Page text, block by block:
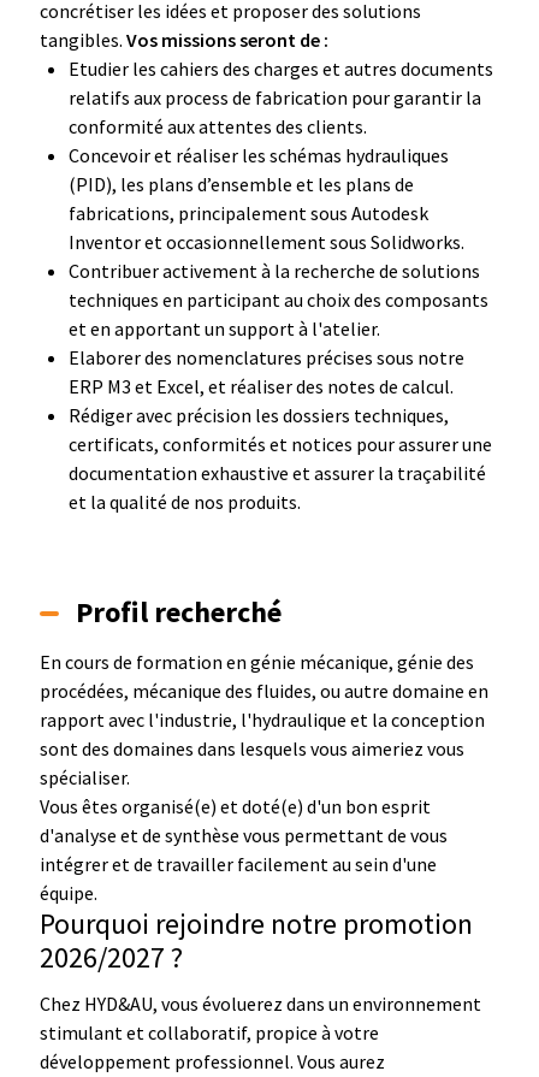
concrétiser les idées et proposer des solutions
tangibles. Vos missions seront de :
Etudier les cahiers des charges et autres documents
relatifs aux process de fabrication pour garantir la
conformité aux attentes des clients.
Concevoir et réaliser les schémas hydrauliques
(PID), les plans d’ensemble et les plans de
fabrications, principalement sous Autodesk
Inventor et occasionnellement sous Solidworks.
Contribuer activement à la recherche de solutions
techniques en participant au choix des composants
et en apportant un support à l'atelier.
Elaborer des nomenclatures précises sous notre
ERP M3 et Excel, et réaliser des notes de calcul.
Rédiger avec précision les dossiers techniques,
certificats, conformités et notices pour assurer une
documentation exhaustive et assurer la traçabilité
et la qualité de nos produits.
Profil recherché
En cours de formation en génie mécanique, génie des
procédées, mécanique des fluides, ou autre domaine en
rapport avec l'industrie, l'hydraulique et la conception
sont des domaines dans lesquels vous aimeriez vous
spécialiser.
Vous êtes organisé(e) et doté(e) d'un bon esprit
d'analyse et de synthèse vous permettant de vous
intégrer et de travailler facilement au sein d'une
équipe.
Pourquoi rejoindre notre promotion
2026/2027 ?
Chez HYD&AU, vous évoluerez dans un environnement
stimulant et collaboratif, propice à votre
développement professionnel. Vous aurez